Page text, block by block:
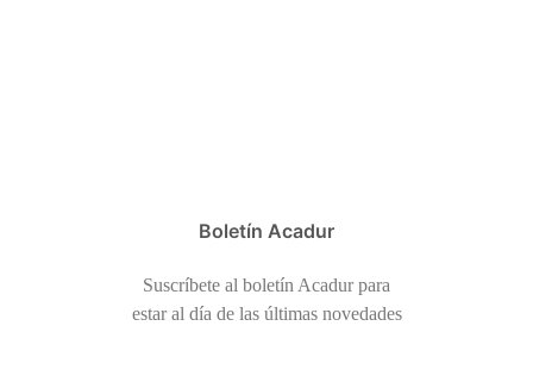
Boletín Acadur
Suscríbete al boletín Acadur para
estar al día de las últimas novedades